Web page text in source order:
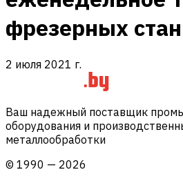
фрезерных
2 июля 2021 г.
Ваш надежный поставщик
оборудования и
металлообработки
© 1990 — 2026